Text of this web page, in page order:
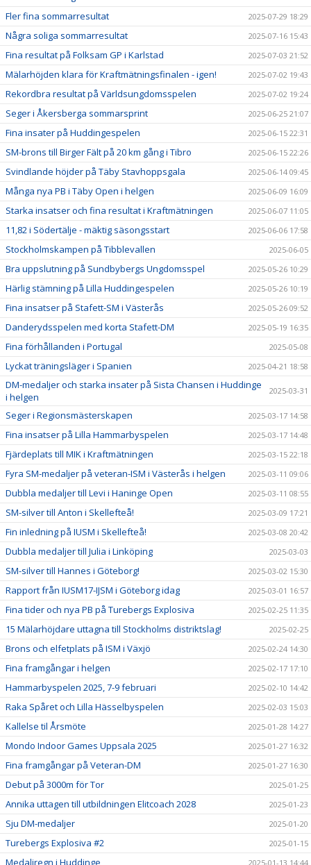
Fler fina sommarresultat 2025-07-29 18:29
Några soliga sommarresultat 2025-07-16 15:43
Fina resultat på Folksam GP i Karlstad 2025-07-03 21:52
Mälarhöjden klara för Kraftmätningsfinalen - igen! 2025-07-02 19:43
Rekordbra resultat på Världsungdomsspelen 2025-07-02 19:24
Seger i Åkersberga sommarsprint 2025-06-25 21:07
Fina insater på Huddingespelen 2025-06-15 22:31
SM-brons till Birger Fält på 20 km gång i Tibro 2025-06-15 22:26
Svindlande höjder på Täby Stavhoppsgala 2025-06-14 09:45
Många nya PB i Täby Open i helgen 2025-06-09 16:09
Starka insatser och fina resultat i Kraftmätningen 2025-06-07 11:05
11,82 i Södertälje - mäktig säsongsstart 2025-06-06 17:58
Stockholmskampen på Tibblevallen 2025-06-05
Bra uppslutning på Sundbybergs Ungdomsspel 2025-05-26 10:29
Härlig stämning på Lilla Huddingespelen 2025-05-26 10:19
Fina insatser på Stafett-SM i Västerås 2025-05-26 09:52
Danderydsspelen med korta Stafett-DM 2025-05-19 16:35
Fina förhållanden i Portugal 2025-05-08
Lyckat träningsläger i Spanien 2025-04-21 18:58
DM-medaljer och starka insater på Sista Chansen i Huddinge
i helgen
2025-03-31
Seger i Regionsmästerskapen 2025-03-17 14:58
Fina insatser på Lilla Hammarbyspelen 2025-03-17 14:48
Fjärdeplats till MIK i Kraftmätningen 2025-03-15 22:18
Fyra SM-medaljer på veteran-ISM i Västerås i helgen 2025-03-11 09:06
Dubbla medaljer till Levi i Haninge Open 2025-03-11 08:55
SM-silver till Anton i Skellefteå! 2025-03-09 17:21
Fin inledning på IUSM i Skellefteå! 2025-03-08 20:42
Dubbla medaljer till Julia i Linköping 2025-03-03
SM-silver till Hannes i Göteborg! 2025-03-02 15:30
Rapport från IUSM17-IJSM i Göteborg idag 2025-03-01 16:57
Fina tider och nya PB på Turebergs Explosiva 2025-02-25 11:35
15 Mälarhöjdare uttagna till Stockholms distriktslag! 2025-02-25
Brons och elfetplats på ISM i Växjö 2025-02-24 14:30
Fina framgångar i helgen 2025-02-17 17:10
Hammarbyspelen 2025, 7-9 februari 2025-02-10 14:42
Raka Spåret och Lilla Hässelbyspelen 2025-02-03 15:03
Kallelse til Årsmöte 2025-01-28 14:27
Mondo Indoor Games Uppsala 2025 2025-01-27 16:32
Fina framgångar på Veteran-DM 2025-01-27 16:30
Debut på 3000m för Tor 2025-01-25
Annika uttagen till utbildningen Elitcoach 2028 2025-01-23
Sju DM-medaljer 2025-01-20
Turebergs Explosiva #2 2025-01-15
Medaljregn i Huddinge 2025-01-13 14:44